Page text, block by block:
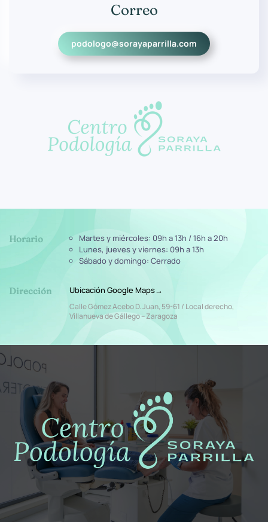
Correo
podologo@sorayaparrilla.com
Horario
Martes y miércoles: 09h a 13h / 16h a 20h
Lunes, jueves y viernes: 09h a 13h
Sábado y domingo: Cerrado
Dirección Ubicación Google Maps→
Calle Gómez Acebo D. Juan, 59-61 / Local derecho,
Villanueva de Gállego – Zaragoza